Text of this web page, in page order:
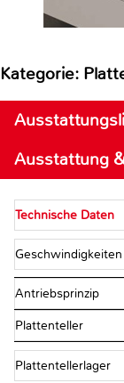
Kategorie:
Ausstattung
Technische Daten
Geschwindigkeiten
Antriebsprinzip
Plattenteller
Plattentellerlager